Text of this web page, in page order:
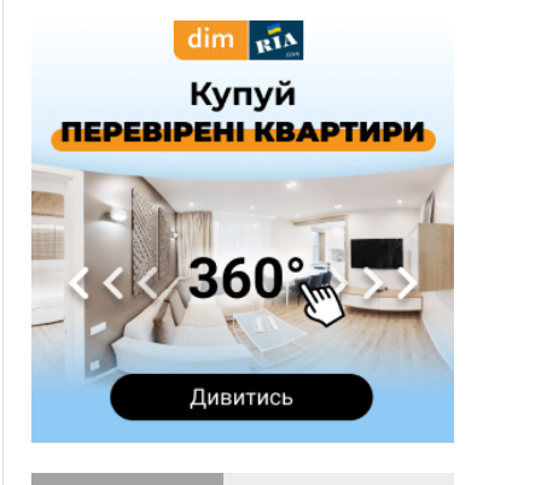
Стефанішина отримала нову підозру. Їй
обирають запобіжний захід
Коломийщини майже 64 тисячі гривень
13:13
У четвер на Прикарпатті очікується сильна
спека до 39°
13:00
На Снятинщині спіймали чоловіка, який зливав
з цистерни у полі невідому речовину
12:29
У МОЗ змінили підхід до госпіталізації та
оновили правила роботи стаціонарів
12:07
На межі Прикарпаття і Тернопільщини невідомі
засипали русло Золотої Липи та облаштували
переправу
У Франківську та Яремче зафіксували нові
температурні рекорди
Росія вдарила по Харкову "Бандероллю": є
постраждалі, пошкоджено цивільне
підприємство